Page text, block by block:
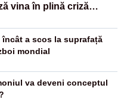
vina în plină criză
încât a scos la suprafață
mondial
va deveni conceptul